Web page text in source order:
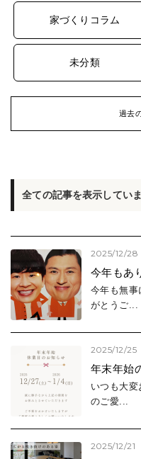
家づくりコラム
未分類
過去
2026年 (47)
2026年5月(7)
2026年4月 (6)
2026年3月(6)
2026年2月(9)
2025年 (64)
2024年 (59)
2023年 (22)
全ての記事を表示してい
2025/12/28
今年もあ
今年も無事
がとうご...
2025/12/25
年末年始
いつも大
のご愛...
2025/12/21